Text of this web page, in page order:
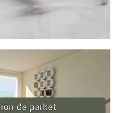
de parket